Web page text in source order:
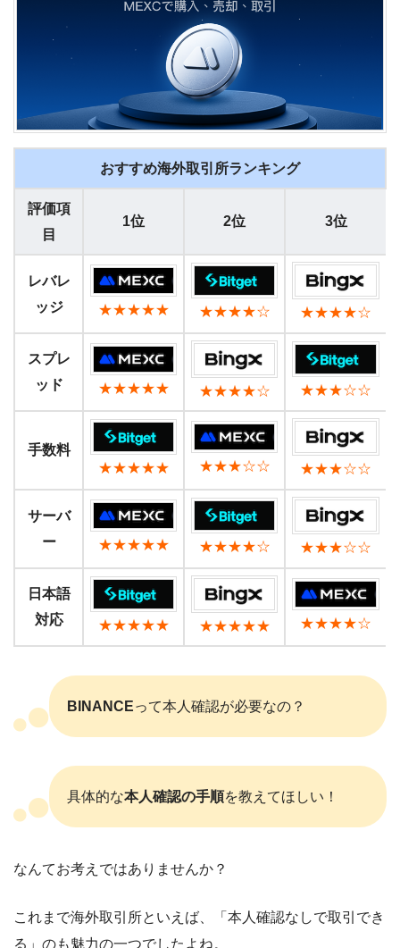
おすすめ海外取引所ランキング
評価項
目
1位 2位 3位
レバレ
ッジ
★★★★★ ★★★★☆ ★★★★☆
スプレ
ッド
★★★★★ ★★★★☆ ★★★☆☆
手数料
★★★★★
★★★☆☆ ★★★☆☆
サーバ
ー
★★★★★ ★★★★☆ ★★★☆☆
日本語
対応
★★★★★ ★★★★★ ★★★★☆
BINANCEって本人確認が必要なの？
具体的な本人確認の手順を教えてほしい！
なんてお考えではありませんか？
これまで海外取引所といえば、「本人確認なしで取引でき
る」のも魅力の一つでしたよね。